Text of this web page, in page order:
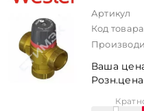
Артикул
Код товара
Ваша
Розн.цена